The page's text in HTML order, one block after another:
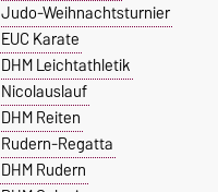
Judo-Weihnachtsturnier
EUC Karate
DHM Leichtathletik
Nicolauslauf
DHM Reiten
Rudern-Regatta
DHM Rudern